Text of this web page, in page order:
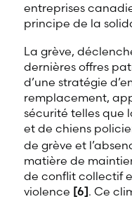
entreprises
principe de la
La grève,
dernières offres
d’une stratégie
remplacement,
sécurité telles que
et de chiens
de grève et
matière de
de conflit collectif
violence [6]. Ce